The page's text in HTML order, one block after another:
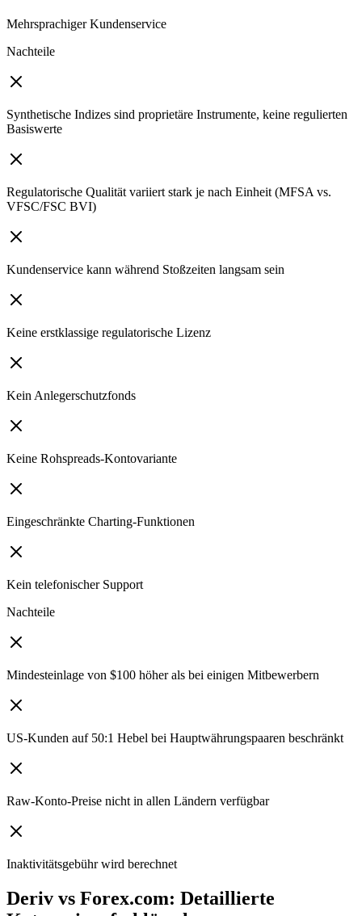
Mehrsprachiger Kundenservice
Nachteile
Synthetische Indizes sind proprietäre Instrumente, keine regulierten
Basiswerte
Regulatorische Qualität variiert stark je nach Einheit (MFSA vs.
VFSC/FSC BVI)
Kundenservice kann während Stoßzeiten langsam sein
Keine erstklassige regulatorische Lizenz
Kein Anlegerschutzfonds
Keine Rohspreads-Kontovariante
Eingeschränkte Charting-Funktionen
Kein telefonischer Support
Nachteile
Mindesteinlage von $100 höher als bei einigen Mitbewerbern
US-Kunden auf 50:1 Hebel bei Hauptwährungspaaren beschränkt
Raw-Konto-Preise nicht in allen Ländern verfügbar
Inaktivitätsgebühr wird berechnet
Deriv vs Forex.com: Detaillierte